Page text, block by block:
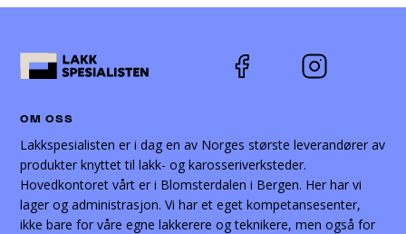
OM OSS
Lakkspesialisten er i dag en av Norges største leverandører av
produkter knyttet til lakk- og karosseriverksteder.
Hovedkontoret vårt er i Blomsterdalen i Bergen. Her har vi
lager og administrasjon. Vi har et eget kompetansesenter,
ikke bare for våre egne lakkerere og teknikere, men også for